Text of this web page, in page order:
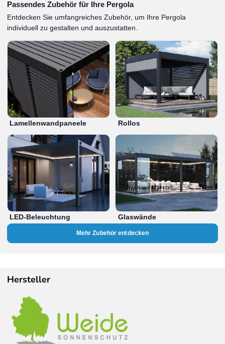
Passendes Zubehör für Ihre Pergola
Entdecken Sie umfangreiches Zubehör, um Ihre Pergola
individuell zu gestalten und auszustatten.
Lamellenwandpaneele Rollos
LED-Beleuchtung Glaswände
Mehr Zubehör entdecken
Hersteller